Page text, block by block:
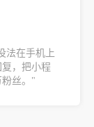
法在手机上
，把小程
粉丝。"